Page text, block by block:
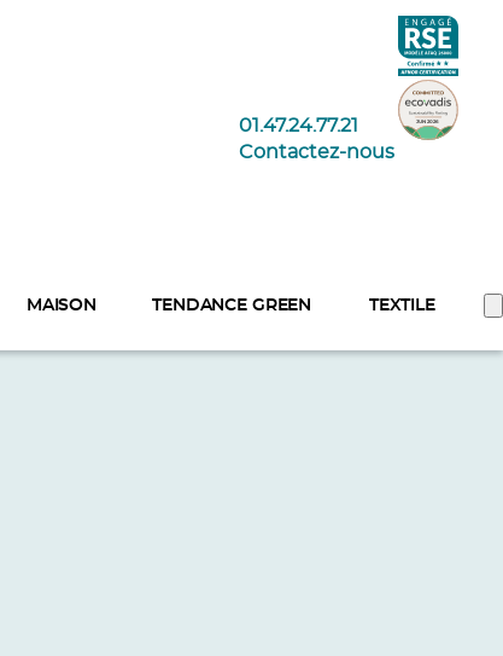
01.47.24.77.21
Contactez-nous
MAISON TENDANCE GREEN TEXTILE